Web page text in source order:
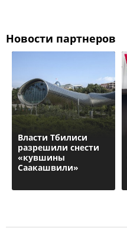
Новости партнеров
Власти Тбилиси
разрешили снести
«кувшины
Саакашвили»